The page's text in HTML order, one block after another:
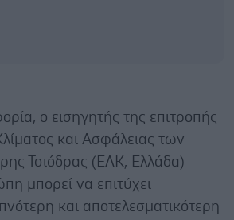
ο εισηγητής της επιτροπής
και Ασφάλειας των
Τσιόδρας (ΕΛΚ, Ελλάδα)
μπορεί να επιτύχει
και αποτελεσματικότερη